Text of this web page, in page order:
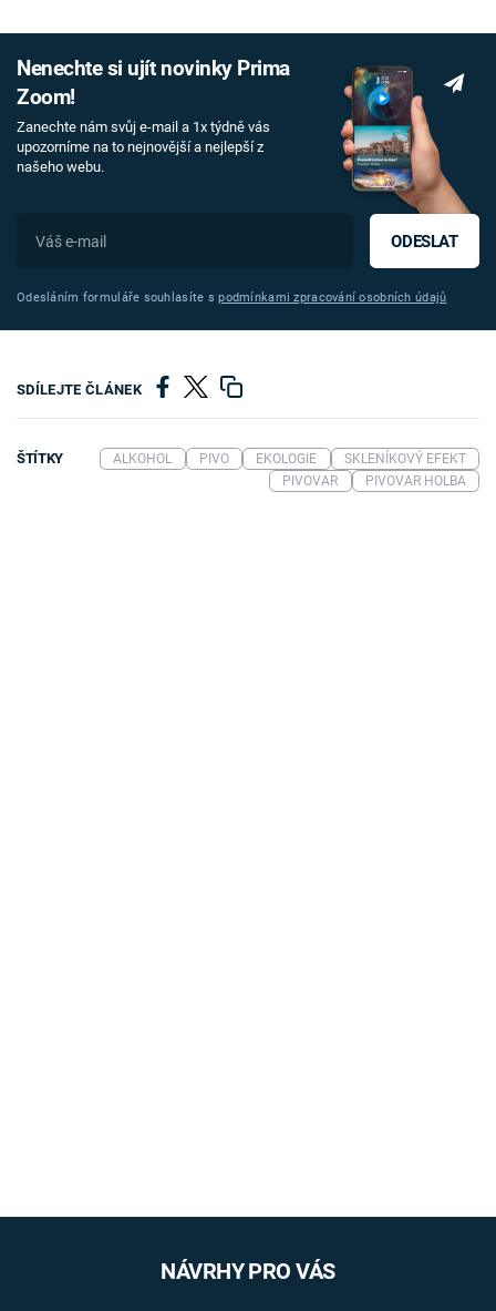
Nenechte si ujít novinky Prima
Zoom!
Zanechte nám svůj e-mail a 1x týdně vás
upozorníme na to nejnovější a nejlepší z
našeho webu.
ODESLAT
Odesláním formuláře souhlasíte spodmínkami zpracování osobních údajů
SDÍLEJTE ČLÁNEK
ŠTÍTKY ALKOHOL PIVO EKOLOGIE
SKLENÍKOVÝ EFEKT
PIVOVAR
PIVOVAR HOLBA
NÁVRHY PRO VÁS